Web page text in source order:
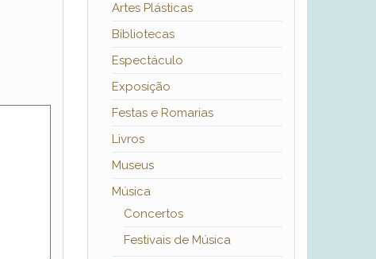
Artes Plásticas
Bibliotecas
Espectáculo
Exposição
Festas e Romarias
Livros
Museus
Música
Concertos
Festivais de Música